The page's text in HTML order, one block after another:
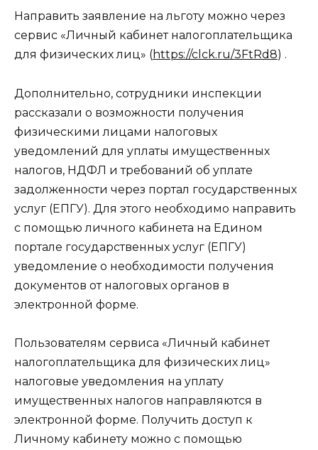
Направить заявление на льготу можно через
сервис «Личный кабинет налогоплательщика
для физических лиц» (https://clck.ru/3FtRd8) .
Дополнительно, сотрудники инспекции
рассказали о возможности получения
физическими лицами налоговых
уведомлений для уплаты имущественных
налогов, НДФЛ и требований об уплате
задолженности через портал государственных
услуг (ЕПГУ). Для этого необходимо направить
с помощью личного кабинета на Едином
портале государственных услуг (ЕПГУ)
уведомление о необходимости получения
документов от налоговых органов в
электронной форме.
Пользователям сервиса «Личный кабинет
налогоплательщика для физических лиц»
налоговые уведомления на уплату
имущественных налогов направляются в
электронной форме. Получить доступ к
Личному кабинету можно с помощью